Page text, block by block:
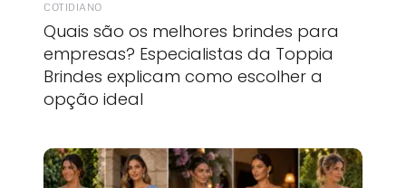
COTIDIANO
Quais são os melhores brindes para
empresas? Especialistas da Toppia
Brindes explicam como escolher a
opção ideal